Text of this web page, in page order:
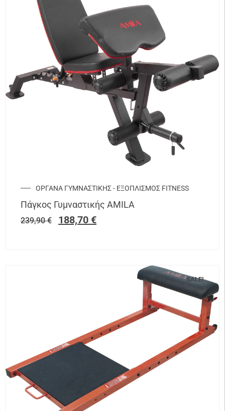
ΟΡΓΑΝΑ ΓΥΜΝΑΣΤΙΚΗΣ - ΕΞΟΠΛΙΣΜΟΣ FITNESS
Πάγκος Γυμναστικής AMILA
239,90€ 188,70 €
SALE!